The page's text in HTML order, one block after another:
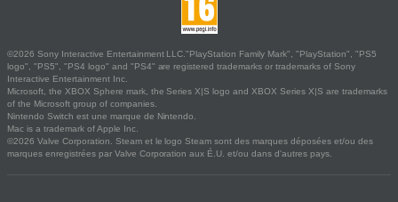
©2026 Sony Interactive Entertainment LLC."PlayStation Family Mark", "PlayStation", "PS5
logo", "PS5", "PS4 logo" and "PS4" are registered trademarks or trademarks of Sony
Interactive Entertainment Inc.
Microsoft, the XBOX Sphere mark, the Series X|S logo and XBOX Series X|S are trademarks
of the Microsoft group of companies.
Nintendo Switch est une marque de Nintendo.
Mac is a trademark of Apple Inc.
©2026 Valve Corporation. Steam et le logo Steam sont des marques déposées et/ou des
marques enregistrées par Valve Corporation aux É.U. et/ou dans d'autres pays.